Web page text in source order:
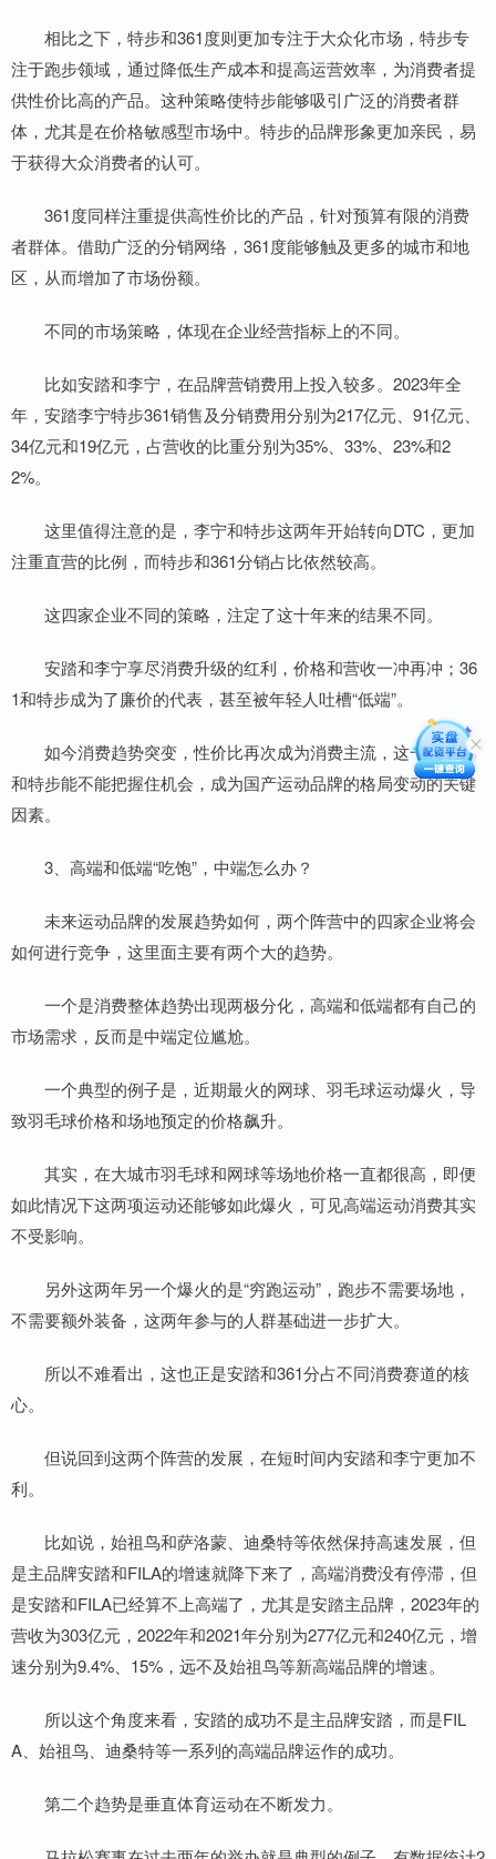
相比之下，特步和361度则更加专注于大众化市场，特步专
注于跑步领域，通过降低生产成本和提高运营效率，为消费者提
供性价比高的产品。这种策略使特步能够吸引广泛的消费者群
体，尤其是在价格敏感型市场中。特步的品牌形象更加亲民，易
于获得大众消费者的认可。
361度同样注重提供高性价比的产品，针对预算有限的消费
者群体。借助广泛的分销网络，361度能够触及更多的城市和地
区，从而增加了市场份额。
不同的市场策略，体现在企业经营指标上的不同。
比如安踏和李宁，在品牌营销费用上投入较多。2023年全
年，安踏李宁特步361销售及分销费用分别为217亿元、91亿元、
34亿元和19亿元，占营收的比重分别为35%、33%、23%和2
2%。
这里值得注意的是，李宁和特步这两年开始转向DTC，更加
注重直营的比例，而特步和361分销占比依然较高。
这四家企业不同的策略，注定了这十年来的结果不同。
安踏和李宁享尽消费升级的红利，价格和营收一冲再冲；36
1和特步成为了廉价的代表，甚至被年轻人吐槽“低端”。
如今消费趋势突变，性价比再次成为消费主流，这一次361
和特步能不能把握住机会，成为国产运动品牌的格局变动的关键
因素。
3、高端和低端“吃饱”，中端怎么办？
未来运动品牌的发展趋势如何，两个阵营中的四家企业将会
如何进行竞争，这里面主要有两个大的趋势。
一个是消费整体趋势出现两极分化，高端和低端都有自己的
市场需求，反而是中端定位尴尬。
一个典型的例子是，近期最火的网球、羽毛球运动爆火，导
致羽毛球价格和场地预定的价格飙升。
其实，在大城市羽毛球和网球等场地价格一直都很高，即便
如此情况下这两项运动还能够如此爆火，可见高端运动消费其实
不受影响。
另外这两年另一个爆火的是“穷跑运动”，跑步不需要场地，
不需要额外装备，这两年参与的人群基础进一步扩大。
所以不难看出，这也正是安踏和361分占不同消费赛道的核
心。
但说回到这两个阵营的发展，在短时间内安踏和李宁更加不
利。
比如说，始祖鸟和萨洛蒙、迪桑特等依然保持高速发展，但
是主品牌安踏和FILA的增速就降下来了，高端消费没有停滞，但
是安踏和FILA已经算不上高端了，尤其是安踏主品牌，2023年的
营收为303亿元，2022年和2021年分别为277亿元和240亿元，增
速分别为9.4%、15%，远不及始祖鸟等新高端品牌的增速。
所以这个角度来看，安踏的成功不是主品牌安踏，而是FIL
A、始祖鸟、迪桑特等一系列的高端品牌运作的成功。
第二个趋势是垂直体育运动在不断发力。